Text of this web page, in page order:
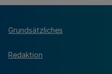
Grundsätzliches
Redaktion